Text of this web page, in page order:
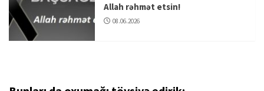
Allah rəhmət etsin!
08.06.2026